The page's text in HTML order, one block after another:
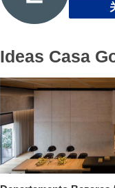
Ideas Casa